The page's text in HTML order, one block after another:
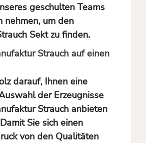
geschulten Teams
nehmen, um den
Sekt zu finden.
Strauch auf einen
darauf, Ihnen eine
der Erzeugnisse
Strauch anbieten
Sie sich einen
von den Qualitäten